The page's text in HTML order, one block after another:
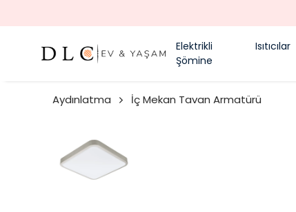
Elektrikli
Şömine
Isıtıcılar
Aydınlatma İç Mekan Tavan Armatürü